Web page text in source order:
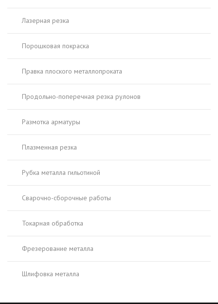
Лазерная резка
Порошковая покраска
Правка плоского металлопроката
Продольно-поперечная резка рулонов
Размотка арматуры
Плазменная резка
Рубка металла гильотиной
Сварочно-сборочные работы
Токарная обработка
Фрезерование металла
Шлифовка металла